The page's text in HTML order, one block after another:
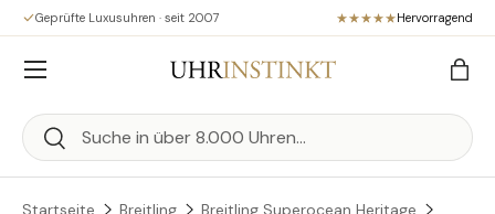
Direkt zum Inhalt
Geprüfte Luxusuhren · seit 2007 Hervorragend
Suchen
Suchen
Menü
Startseite Breitling
Breitling Superocean Heritage